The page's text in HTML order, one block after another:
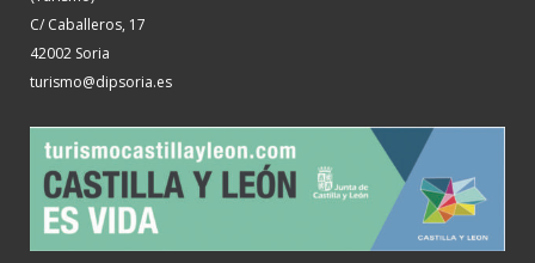
C/ Caballeros, 17
42002 Soria
turismo@dipsoria.es